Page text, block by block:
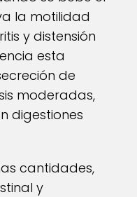
la motilidad
y distensión
esta
de
moderadas,
digestiones
cantidades,
y